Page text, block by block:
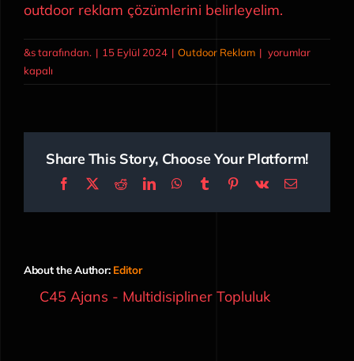
outdoor reklam çözümlerini belirleyelim.
&s tarafından. | 15 Eylül 2024 | Outdoor Reklam | Outdoor
fiyatları
yorumlar
kapalı
Share This Story, Choose Your Platform!
Facebook
X RedditLinkedInWhatsApp
TumblrPinterest
Vk
E-
About the Author: Editor
C45 Ajans - Multidisipliner Topluluk